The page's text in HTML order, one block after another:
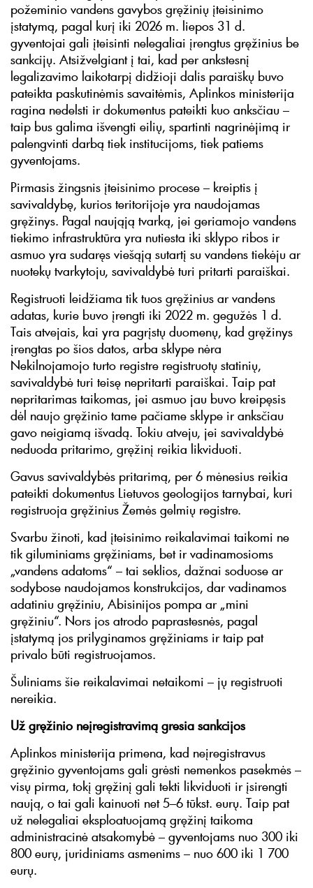
požeminio vandens gavybos gręžinių įteisinimo
įstatymą, pagal kurį iki 2026 m. liepos 31 d.
gyventojai gali įteisinti nelegaliai įrengtus gręžinius be
sankcijų. Atsižvelgiant į tai, kad per ankstesnį
legalizavimo laikotarpį didžioji dalis paraiškų buvo
pateikta paskutinėmis savaitėmis, Aplinkos ministerija
ragina nedelsti ir dokumentus pateikti kuo anksčiau –
taip bus galima išvengti eilių, spartinti nagrinėjimą ir
palengvinti darbą tiek institucijoms, tiek patiems
gyventojams.
Pirmasis žingsnis įteisinimo procese – kreiptis į
savivaldybę, kurios teritorijoje yra naudojamas
gręžinys. Pagal naująją tvarką, jei geriamojo vandens
tiekimo infrastruktūra yra nutiesta iki sklypo ribos ir
asmuo yra sudaręs viešąją sutartį su vandens tiekėju ar
nuotekų tvarkytoju, savivaldybė turi pritarti paraiškai.
Registruoti leidžiama tik tuos gręžinius ar vandens
adatas, kurie buvo įrengti iki 2022 m. gegužės 1 d.
Tais atvejais, kai yra pagrįstų duomenų, kad gręžinys
įrengtas po šios datos, arba sklype nėra
Nekilnojamojo turto registre registruotų statinių,
savivaldybė turi teisę nepritarti paraiškai. Taip pat
nepritarimas taikomas, jei asmuo jau buvo kreipęsis
dėl naujo gręžinio tame pačiame sklype ir anksčiau
gavo neigiamą išvadą. Tokiu atveju, jei savivaldybė
neduoda pritarimo, gręžinį reikia likviduoti.
Gavus savivaldybės pritarimą, per 6 mėnesius reikia
pateikti dokumentus Lietuvos geologijos tarnybai, kuri
registruoja gręžinius Žemės gelmių registre.
Svarbu žinoti, kad įteisinimo reikalavimai taikomi ne
tik giluminiams gręžiniams, bet ir vadinamosioms
„vandens adatoms“ – tai seklios, dažnai soduose ar
sodybose naudojamos konstrukcijos, dar vadinamos
adatiniu gręžiniu, Abisinijos pompa ar „mini
gręžiniu“. Nors jos atrodo paprastesnės, pagal
įstatymą jos prilyginamos gręžiniams ir taip pat
privalo būti registruojamos.
Šuliniams šie reikalavimai netaikomi – jų registruoti
nereikia.
Už gręžinio neįregistravimą gresia sankcijos
Aplinkos ministerija primena, kad neįregistravus
gręžinio gyventojams gali grėsti nemenkos pasekmės –
visų pirma, tokį gręžinį gali tekti likviduoti ir įsirengti
naują, o tai gali kainuoti net 5–6 tūkst. eurų. Taip pat
už nelegaliai eksploatuojamą gręžinį taikoma
administracinė atsakomybė – gyventojams nuo 300 iki
800 eurų, juridiniams asmenims – nuo 600 iki 1 700
eurų.